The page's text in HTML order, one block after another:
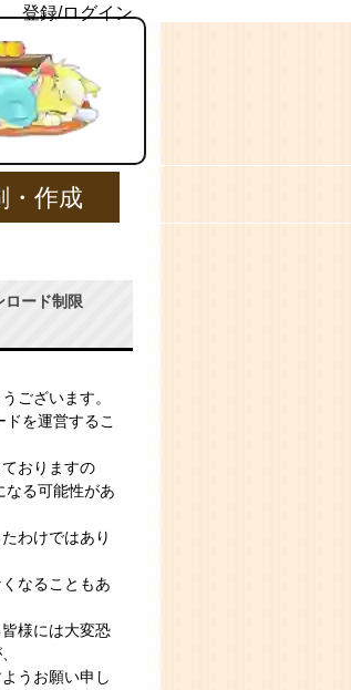
登録/ログイン
・作成
ロード制限
ございます。
を運営するこ
おりますの
なる可能性があ
わけではあり
なることもあ
様には大変恐
うお願い申し